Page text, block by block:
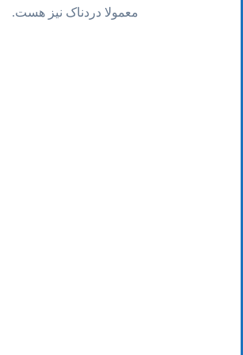
معمولا دردناک نیز هست.